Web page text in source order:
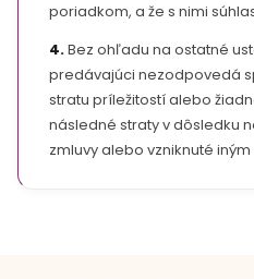
poriadkom, a že s nimi
4.Bez ohľadu na ostatné
predávajúci nezodpovedá
stratu príležitostí alebo
následné straty v dôsledku
zmluvy alebo vzniknuté